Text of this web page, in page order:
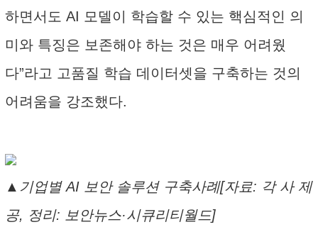
하면서도 AI 모델이 학습할 수 있는 핵심적인 의
미와 특징은 보존해야 하는 것은 매우 어려웠
다”라고 고품질 학습 데이터셋을 구축하는 것의
어려움을 강조했다.
▲기업별 AI 보안 솔루션 구축사례[자료: 각 사 제
공, 정리: 보안뉴스·시큐리티월드]